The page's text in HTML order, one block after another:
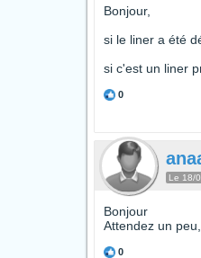
Bonjour,
si le liner a été
si c'est un liner
0
Le 18/
Bonjour
Attendez un
0